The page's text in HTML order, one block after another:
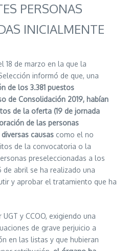
PERSONAS
INICIALMENTE
18 de marzo en la que la
informó de que, una
de los 3.381 puestos
de Consolidación 2019, habían
de la oferta (19 de jornada
de las personas
causas como el no
de la convocatoria o la
preseleccionadas a los
abril se ha realizado una
y aprobar el tratamiento que ha
y CCOO, exigiendo una
de grave perjuicio a
en las listas y que hubieran